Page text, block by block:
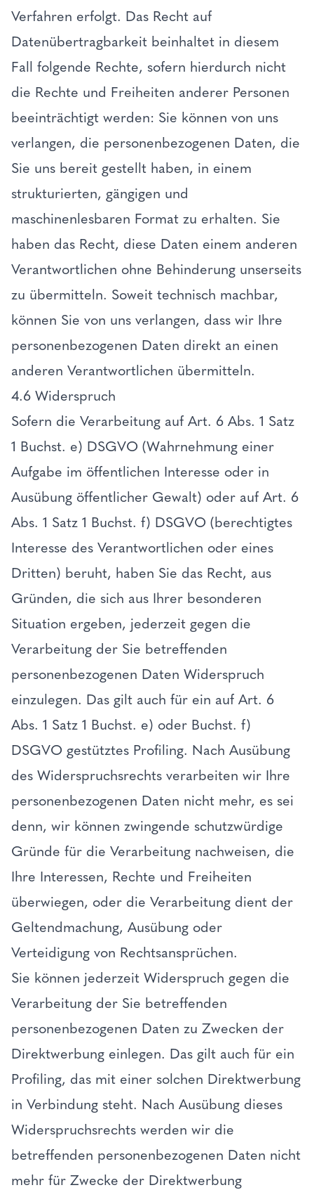
Verfahren erfolgt. Das Recht auf
Datenübertragbarkeit beinhaltet in diesem
Fall folgende Rechte, sofern hierdurch nicht
die Rechte und Freiheiten anderer Personen
beeinträchtigt werden: Sie können von uns
verlangen, die personenbezogenen Daten, die
Sie uns bereit gestellt haben, in einem
strukturierten, gängigen und
maschinenlesbaren Format zu erhalten. Sie
haben das Recht, diese Daten einem anderen
Verantwortlichen ohne Behinderung unserseits
zu übermitteln. Soweit technisch machbar,
können Sie von uns verlangen, dass wir Ihre
personenbezogenen Daten direkt an einen
anderen Verantwortlichen übermitteln.
4.6 Widerspruch
Sofern die Verarbeitung auf Art. 6 Abs. 1 Satz
1 Buchst. e) DSGVO (Wahrnehmung einer
Aufgabe im öffentlichen Interesse oder in
Ausübung öffentlicher Gewalt) oder auf Art. 6
Abs. 1 Satz 1 Buchst. f) DSGVO (berechtigtes
Interesse des Verantwortlichen oder eines
Dritten) beruht, haben Sie das Recht, aus
Gründen, die sich aus Ihrer besonderen
Situation ergeben, jederzeit gegen die
Verarbeitung der Sie betreffenden
personenbezogenen Daten Widerspruch
einzulegen. Das gilt auch für ein auf Art. 6
Abs. 1 Satz 1 Buchst. e) oder Buchst. f)
DSGVO gestütztes Profiling. Nach Ausübung
des Widerspruchsrechts verarbeiten wir Ihre
personenbezogenen Daten nicht mehr, es sei
denn, wir können zwingende schutzwürdige
Gründe für die Verarbeitung nachweisen, die
Ihre Interessen, Rechte und Freiheiten
überwiegen, oder die Verarbeitung dient der
Geltendmachung, Ausübung oder
Verteidigung von Rechtsansprüchen.
Sie können jederzeit Widerspruch gegen die
Verarbeitung der Sie betreffenden
personenbezogenen Daten zu Zwecken der
Direktwerbung einlegen. Das gilt auch für ein
Profiling, das mit einer solchen Direktwerbung
in Verbindung steht. Nach Ausübung dieses
Widerspruchsrechts werden wir die
betreffenden personenbezogenen Daten nicht
mehr für Zwecke der Direktwerbung